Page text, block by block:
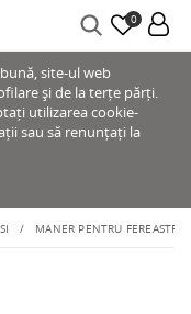
0
site-ul web
și de la terțe părți.
utilizarea cookie-
sau să renunțați la
MANER PENTRU FEREASTRA